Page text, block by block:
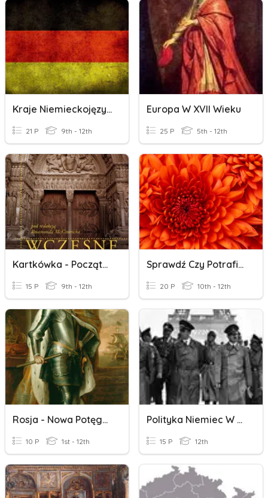
Kraje Niemieckojęzyczne
21 P 9th - 12th
Europa W XVII Wieku
25 P 5th - 12th
Kartkówka - Początki Średniowiecza W Europie
15 P 9th - 12th
Sprawdź Czy Potrafisz...dział 1
20 P 10th - 12th
Rosja - Nowa Potęga W Europie
10 P 1st - 12th
Polityka Niemiec W Okupowanej Europie
15 P 12th